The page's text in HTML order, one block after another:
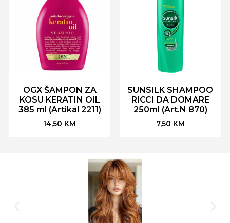
OGX ŠAMPON ZA
KOSU KERATIN OIL
385 ml (Artikal 2211)
14,50 KM
SUNSILK SHAMPOO
RICCI DA DOMARE
250ml (Art.N 870)
7,50 KM